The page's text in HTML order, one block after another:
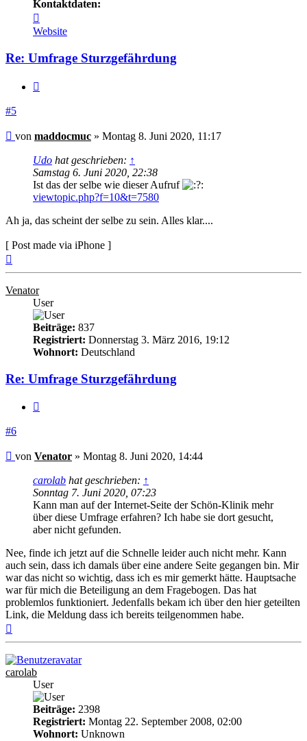
Kontaktdaten:
von
maddocmuc
Website
Re: Umfrage Sturzgefährdung
#5
Beitrag
von maddocmuc » Montag 8. Juni 2020, 11:17
Udo hat geschrieben: ↑
Samstag 6. Juni 2020, 22:38
Ist das der selbe wie dieser Aufruf
viewtopic.php?f=10&t=7580
Ah ja, das scheint der selbe zu sein. Alles klar....
[ Post made via iPhone ]
Venator
User
Beiträge: 837
Registriert: Donnerstag 3. März 2016, 19:12
Wohnort: Deutschland
Re: Umfrage Sturzgefährdung
#6
Beitrag
von Venator » Montag 8. Juni 2020, 14:44
carolab hat geschrieben: ↑
Sonntag 7. Juni 2020, 07:23
Kann man auf der Internet-Seite der Schön-Klinik mehr
über diese Umfrage erfahren? Ich habe sie dort gesucht,
aber nicht gefunden.
Nee, finde ich jetzt auf die Schnelle leider auch nicht mehr. Kann
auch sein, dass ich damals über eine andere Seite gegangen bin. Mir
war das nicht so wichtig, dass ich es mir gemerkt hätte. Hauptsache
war für mich die Beteiligung an dem Fragebogen. Das hat
problemlos funktioniert. Jedenfalls bekam ich über den hier geteilten
Link, die Meldung dass ich bereits teilgenommen habe.
carolab
User
Beiträge: 2398
Registriert: Montag 22. September 2008, 02:00
Wohnort: Unknown